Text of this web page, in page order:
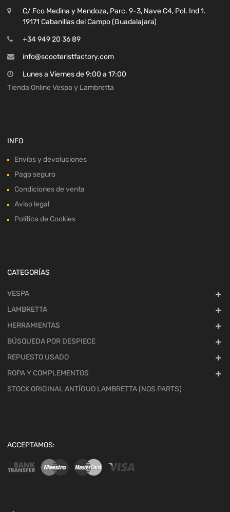
C/ Fco Medina y Mendoza, Parc. 9-3, Nave C4, Pol. Ind 1.
19171 Cabanillas del Campo (Guadalajara)
+34 949 20 36 89
info@scooteristfactory.com
Lunes a Viernes de 9:00 a 17:00
Tienda Online Vespa y Lambretta
INFO
Envíos y devoluciones
Pago seguro
Condiciones de venta
Aviso legal
Política de Cookies
CATEGORÍAS
VESPA
LAMBRETTA
HERRAMIENTAS
BÚSQUEDA POR DESPIECE
REPUESTO USADO
ROPA Y COMPLEMENTOS
STOCK ORIGINAL ANTÍGUO LAMBRETTA (NOS PARTS)
ACCEPTAMOS: